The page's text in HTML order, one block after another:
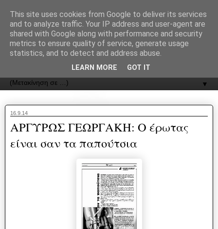
ΟΔΟΣ
▼
16.9.14
ΑΡΓΥΡΩΣ ΓΕΩΡΓΑΚΗ: Ο έρωτας
είναι σαν τα παπούτσια
This site uses cookies from Google to deliver its services
and to analyze traffic. Your IP address and user-agent are
shared with Google along with performance and security
metrics to ensure quality of service, generate usage
statistics, and to detect and address abuse.
LEARN MORE GOT IT